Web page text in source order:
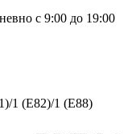
с 9:00 до 19:00
1 (E82)/1 (E88)